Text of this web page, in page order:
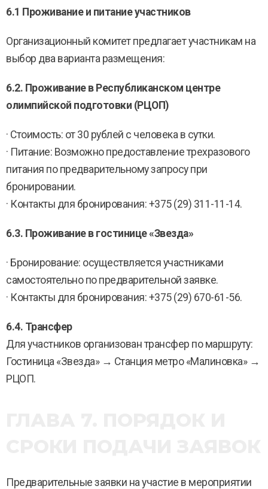
6.1 Проживание и питание участников
Организационный комитет предлагает участникам на
выбор два варианта размещения:
6.2. Проживание в Республиканском центре
олимпийской подготовки (РЦОП)
· Стоимость: от 30 рублей с человека в сутки.
· Питание: Возможно предоставление трехразового
питания по предварительному запросу при
бронировании.
· Контакты для бронирования: +375 (29) 311-11-14.
6.3. Проживание в гостинице «Звезда»
· Бронирование: осуществляется участниками
самостоятельно по предварительной заявке.
· Контакты для бронирования: +375 (29) 670-61-56.
6.4. Трансфер
Для участников организован трансфер по маршруту:
Гостиница «Звезда» → Станция метро «Малиновка» →
РЦОП.
Предварительные заявки на участие в мероприятии